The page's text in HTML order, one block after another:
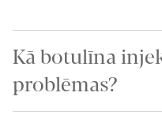
Kā botulīna
problēmas?